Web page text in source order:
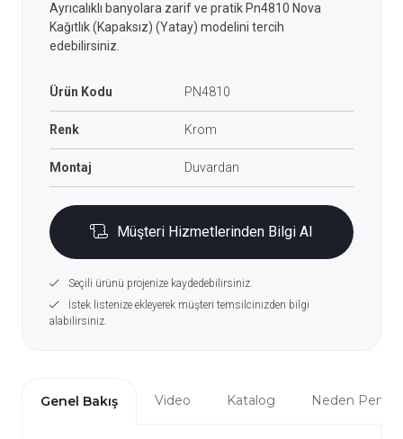
Ayrıcalıklı banyolara zarif ve pratik Pn4810 Nova
Kağıtlık (Kapaksız) (Yatay) modelini tercih
edebilirsiniz.
Ürün Kodu PN4810
Renk Krom
Montaj Duvardan
Müşteri Hizmetlerinden Bilgi Al
Seçili ürünü projenize kaydedebilirsiniz.
İstek listenize ekleyerek müşteri temsilcinizden bilgi
alabilirsiniz.
Genel Bakış Video Katalog Neden Penta?